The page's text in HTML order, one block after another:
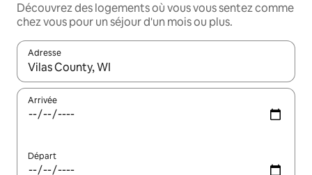
Découvrez des logements où vous vous sentez comme
chez vous pour un séjour d'un mois ou plus.
Adresse
Lorsque les résultats s'affichent, utilisez les flèches vers le
Arrivée
Départ